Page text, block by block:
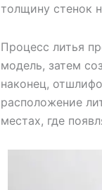
толщину стенок
Процесс литья
модель, затем
наконец,
расположение
местах, где